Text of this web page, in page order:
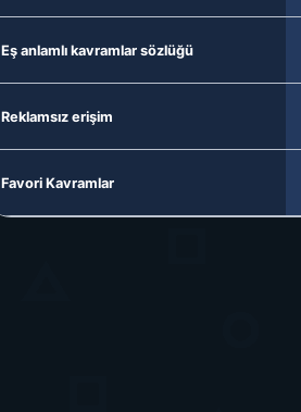
Eş anlamlı kavramlar sözlüğü
Reklamsız erişim
Favori Kavramlar